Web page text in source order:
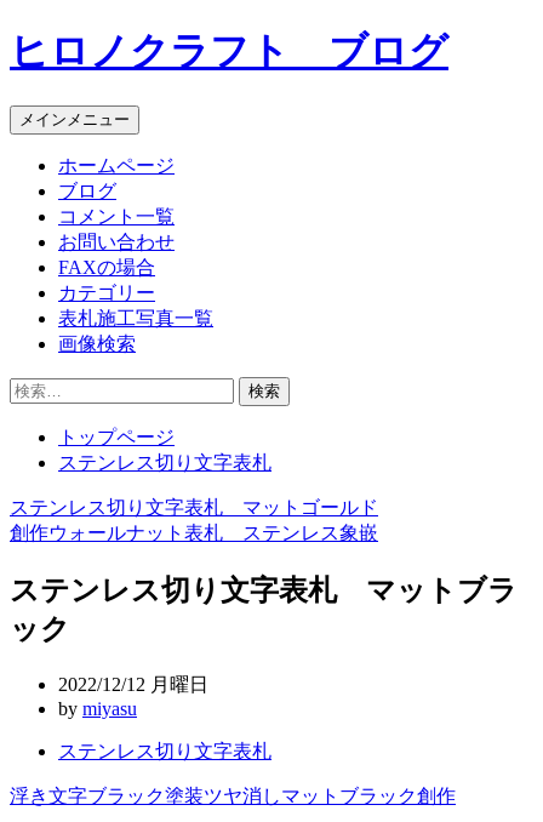
コ
ン
ン
ツ
ヒロノクラフト ブログ
メインメニュー
ホームページ
ブログ
コメント一覧
お問い合わせ
FAXの場合
カテゴリー
表札施工写真一覧
画像検索
検
トップページ
ステンレス切り文字表札
投
稿
ナ
ビ
ョ
ステンレス切り文字表札 マットゴールド
創作ウォールナット表札 ステンレス象嵌
ステンレス切り文字表札 マットブラ
ック
2022/12/12 月曜日
by miyasu
ステンレス切り文字表札
浮き文字ブラック塗装ツヤ消しマットブラック創作